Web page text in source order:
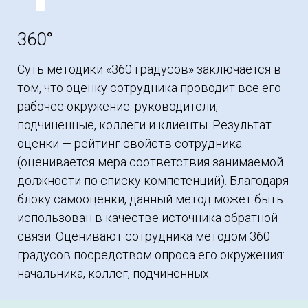
360°
Суть методики «360 градусов» заключается в
том, что оценку сотрудника проводит все его
рабочее окружение: руководители,
подчиненные, коллеги и клиенты. Результат
оценки — рейтинг свойств сотрудника
(оценивается мера соответствия занимаемой
должности по списку компетенций). Благодаря
блоку самооценки, данный метод может быть
использован в качестве источника обратной
связи. Оценивают сотрудника методом 360
градусов посредством опроса его окружения:
начальника, коллег, подчиненных.